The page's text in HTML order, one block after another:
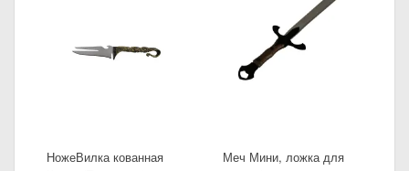
НожеВилка кованная
Меч Мини, ложка для